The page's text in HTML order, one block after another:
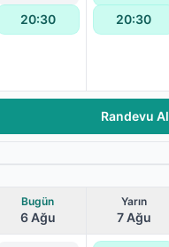
20:30
20:30
Randevu Al
Bugün
6 Ağu
Yarın
7 Ağu